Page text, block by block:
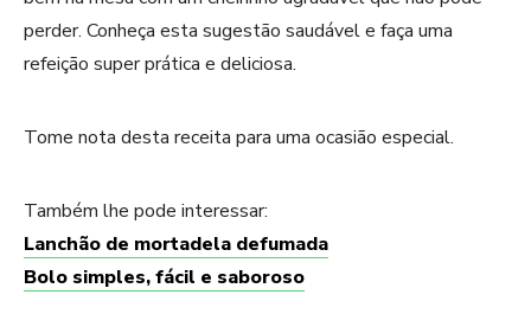
perder. Conheça esta sugestão saudável e faça uma
refeição super prática e deliciosa.
Tome nota desta receita para uma ocasião especial.
Também lhe pode interessar:
Lanchão de mortadela defumada
Bolo simples, fácil e saboroso